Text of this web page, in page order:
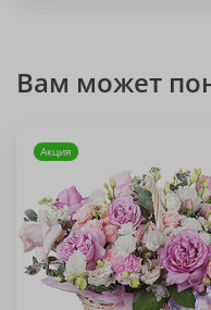
Вам может
Акция